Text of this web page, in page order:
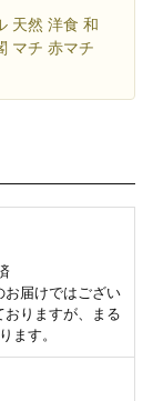
天然 洋食 和
マチ 赤マチ
届けではござい
おりますが、まる
ます。